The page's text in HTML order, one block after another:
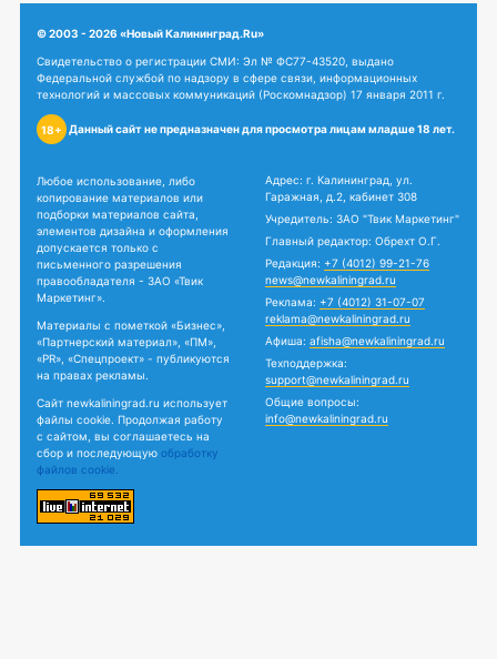
© 2003 - 2026 «Новый Калининград.Ru»
Свидетельство о регистрации СМИ: Эл № ФС77-43520, выдано
Федеральной службой по надзору в сфере связи, информационных
технологий и массовых коммуникаций (Роскомнадзор) 17 января 2011 г.
18+ Данный сайт не предназначен для просмотра лицам младше 18 лет.
Любое использование, либо
копирование материалов или
подборки материалов сайта,
элементов дизайна и оформления
допускается только с
письменного разрешения
правообладателя - ЗАО «Твик
Маркетинг».
Материалы с пометкой «Бизнес»,
«Партнерский материал», «ПМ»,
«PR», «Спецпроект» - публикуются
на правах рекламы.
Сайт newkaliningrad.ru использует
файлы cookie. Продолжая работу
с сайтом, вы соглашаетесь на
сбор и последующую обработку
файлов cookie.
Адрес: г. Калининград, ул.
Гаражная, д.2, кабинет 308
Учредитель: ЗАО "Твик Маркетинг"
Главный редактор: Обрехт О.Г.
Редакция: +7 (4012) 99-21-76
news@newkaliningrad.ru
Реклама: +7 (4012) 31-07-07
reklama@newkaliningrad.ru
Афиша: afisha@newkaliningrad.ru
Техподдержка:
support@newkaliningrad.ru
Общие вопросы:
info@newkaliningrad.ru